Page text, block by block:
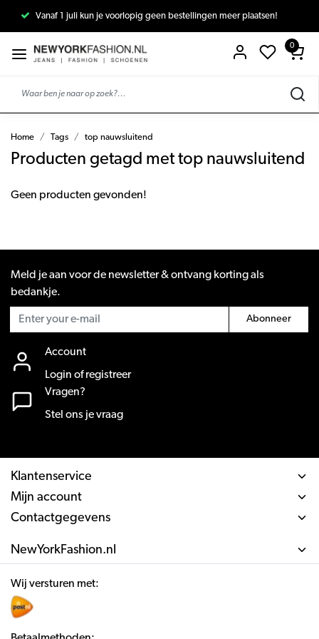
Vanaf 1 juli kun je voorlopig geen bestellingen meer plaatsen!
0
Home Tags top nauwsluitend
Producten getagd met top nauwsluitend
Geen producten gevonden!
Meld je aan voor de newsletter & ontvang korting als
bedankje.
Abonneer
Account
Login of registreer
Vragen?
Stel ons je vraag
Klantenservice
Mijn account
Contactgegevens
NewYorkFashion.nl
Wij versturen met: